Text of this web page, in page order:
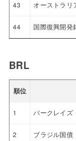
43 オーストラリ
44 国際復興開発
BRL
順位
1 バークレイズ
2 ブラジル国債